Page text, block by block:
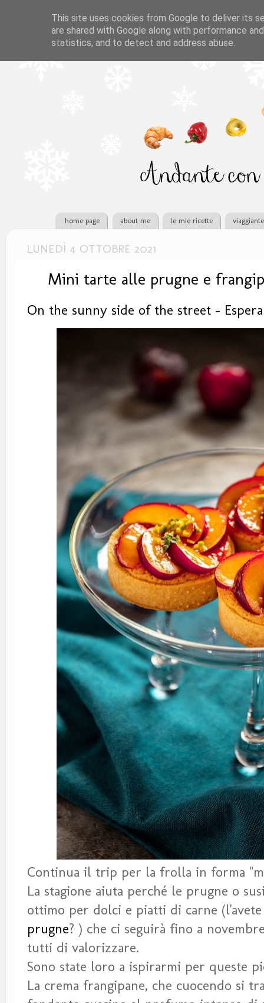
home page about me le mie ricette
LUNEDÌ 4 OTTOBRE 2021
Mini tarte alle prugne e
On the sunny side of the street -
Continua il trip per la frolla in forma
La stagione aiuta perché le prugne o
ottimo per dolci e piatti di carne
prugne? ) che ci seguirà fino a
tutti di valorizzare.
Sono state loro a ispirarmi per queste
La crema frangipane, che cuocendo si
This site uses cookies from Google to deliver its
are shared with Google along with performance
statistics, and to detect and address abuse.